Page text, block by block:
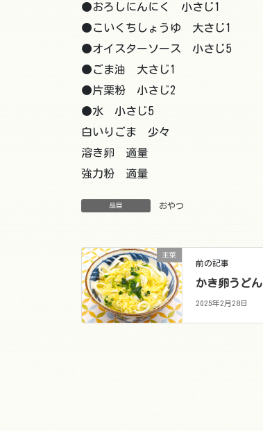
●おろしにんにく 小さじ1
●こいくちしょうゆ 大さじ1
●オイスターソース 小さじ5
●ごま油 大さじ1
●片栗粉 小さじ2
●水 小さじ5
白いりごま 少々
溶き卵 適量
強力粉 適量
品目 おやつ
主菜
前の記事
かき卵うどん
2025年2月28日